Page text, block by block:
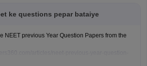
ke questions pepar bataiye
NEET previous Year Question Papers from the